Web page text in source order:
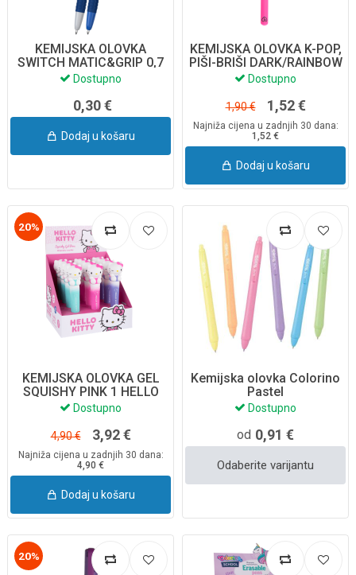
KEMIJSKA OLOVKA
SWITCH MATIC&GRIP 0,7
61273 E.
Dostupno
0,30 €
Dodaj u košaru
KEMIJSKA OLOVKA K-POP,
PIŠI-BRIŠI DARK/RAINBOW
27546CP
Dostupno
1,90 € 1,52 €
Najniža cijena u zadnjih 30 dana:
1,52 €
Dodaj u košaru
20%
KEMIJSKA OLOVKA GEL
SQUISHY PINK 1 HELLO
KITTY 10715PTR
Dostupno
4,90 € 3,92 €
Najniža cijena u zadnjih 30 dana:
4,90 €
Dodaj u košaru
Kemijska olovka Colorino
Pastel
Dostupno
od 0,91 €
Odaberite varijantu
20%